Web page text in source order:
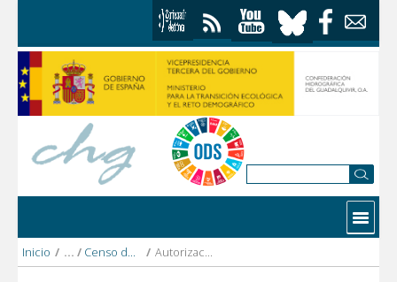
Contactar
Inicio / Censo de vertidos Autorizados / Autorizaciones Vertidos